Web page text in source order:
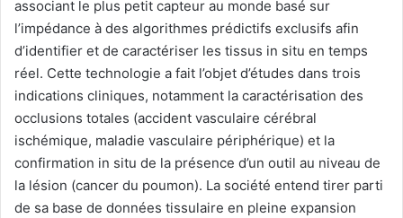
associant le plus petit capteur au monde basé sur
l’impédance à des algorithmes prédictifs exclusifs afin
d’identifier et de caractériser les tissus in situ en temps
réel. Cette technologie a fait l’objet d’études dans trois
indications cliniques, notamment la caractérisation des
occlusions totales (accident vasculaire cérébral
ischémique, maladie vasculaire périphérique) et la
confirmation in situ de la présence d’un outil au niveau de
la lésion (cancer du poumon). La société entend tirer parti
de sa base de données tissulaire en pleine expansion